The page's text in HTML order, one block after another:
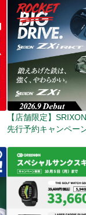
【店舗限定】
先行予約キャンペー